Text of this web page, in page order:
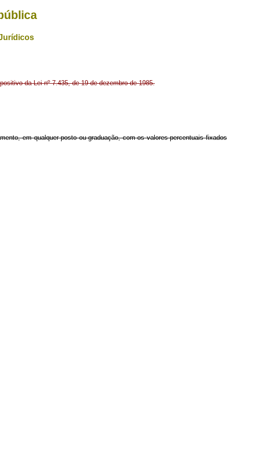
da Lei nº 7.435, de 19 de dezembro de 1985.
em qualquer posto ou graduação, com os valores percentuais fixados